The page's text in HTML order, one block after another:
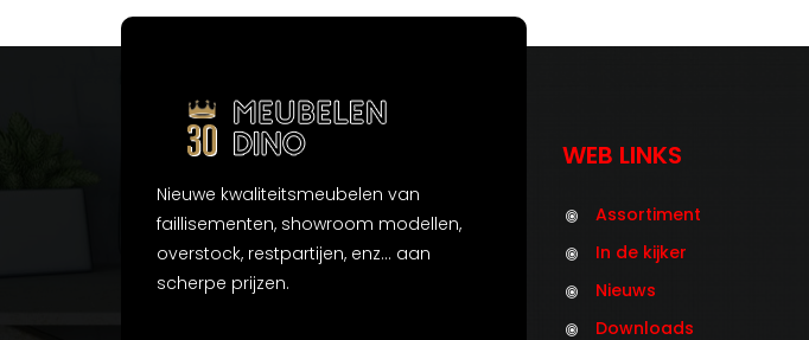
Nieuwe kwaliteitsmeubelen van
faillisementen, showroom modellen,
overstock, restpartijen, enz... aan
scherpe prijzen.
WEB LINKS
Assortiment
In de kijker
Nieuws
Downloads